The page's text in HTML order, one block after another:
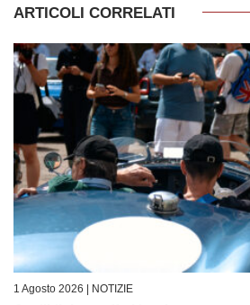
ARTICOLI CORRELATI
1 Agosto 2026 | NOTIZIE